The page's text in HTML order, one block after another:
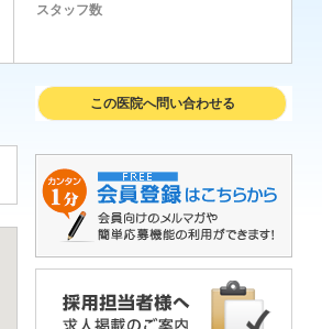
スタッフ数
この医院へ問い合わせる